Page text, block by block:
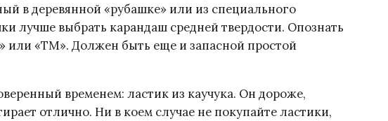
в деревянной «рубашке» или из специального
лучше выбрать карандаш средней твердости. Опознать
или «ТМ». Должен быть еще и запасной простой
временем: ластик из каучука. Он дороже,
отлично. Ни в коем случае не покупайте ластики,